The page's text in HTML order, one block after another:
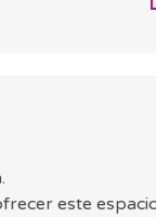
este